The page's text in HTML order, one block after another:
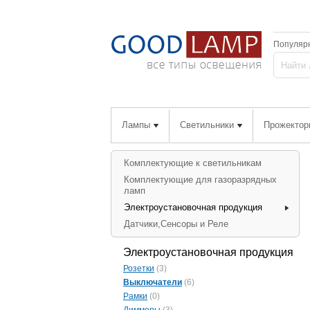
Лампы Светильники
Комплектующие к светильникам
Комплектующие для газоразрядных
ламп
Электроустановочная продукция
Датчики,Сенсоры и Реле
Электроустановочная продукция
Розетки (3)
Выключатели (6)
Рамки (0)